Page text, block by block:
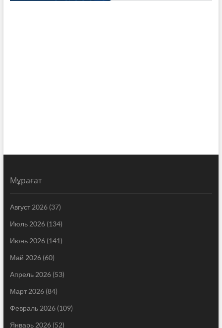
Мұрағат
Август 2026(37)
Июль 2026(134)
Июнь 2026(141)
Май 2026(60)
Апрель 2026(53)
Март 2026(84)
Февраль 2026(109)
Январь 2026(52)